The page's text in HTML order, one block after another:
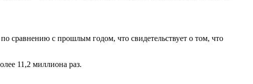
сравнению с прошлым годом, что свидетельствует о том, что
11,2 миллиона раз.